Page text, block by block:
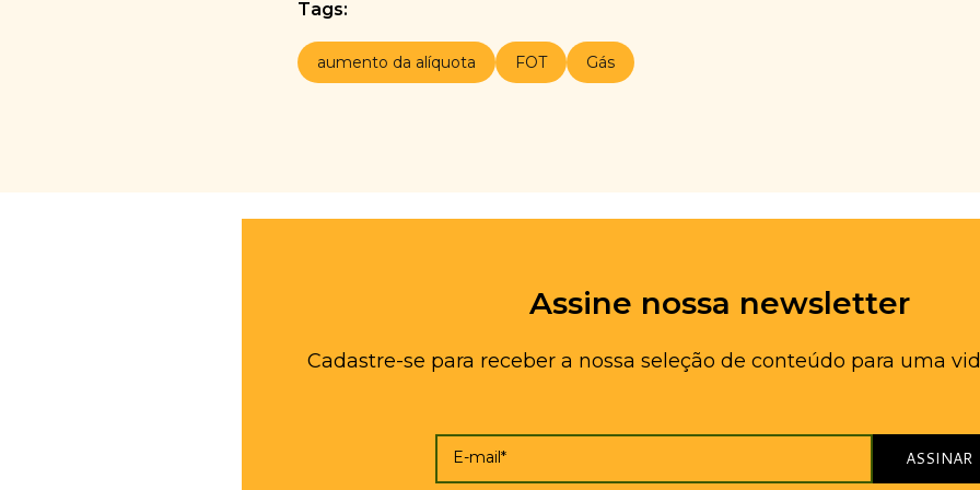
Tags:
aumento da alíquota FOT Gás
Assine nossa newsletter
Cadastre-se para receber a nossa seleção de conteúdo para uma
E-mail* ASSINAR